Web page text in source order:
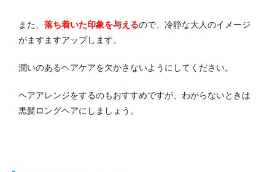
また、 落ち着いた印象を与えるので、冷静な大人のイメージ
がますますアップします。
潤いのあるヘアケアを欠かさないようにしてください。
ヘアアレンジをするのもおすすめですが、わからないときは
黒髪ロングヘアにしましょう。